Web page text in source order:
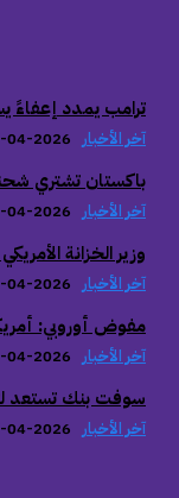
‏ترامب يمدد إعفاءً
آخر الأخبار 2026-04-25
‏باكستان تشتري
آخر الأخبار 2026-04-25
‏وزير الخزانة
آخر الأخبار 2026-04-25
‏مفوض أوروبي:
آخر الأخبار 2026-04-25
‏سوفت بنك تستعد
آخر الأخبار 2026-04-25